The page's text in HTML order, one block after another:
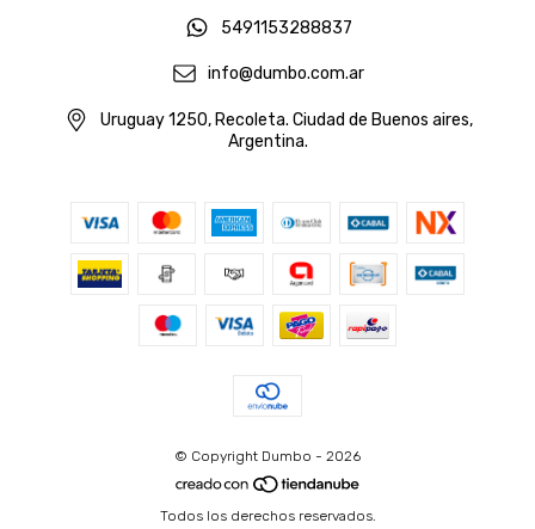
5491153288837
info@dumbo.com.ar
Uruguay 1250, Recoleta. Ciudad de Buenos aires,
Argentina.
© Copyright Dumbo - 2026
Todos los derechos reservados.